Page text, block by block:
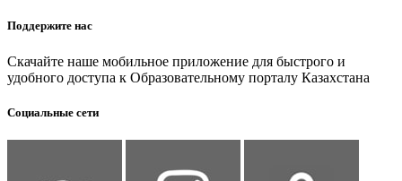
Поддержите нас
Скачайте наше мобильное приложение для быстрого и
удобного доступа к Образовательному порталу Казахстана
Социальные сети